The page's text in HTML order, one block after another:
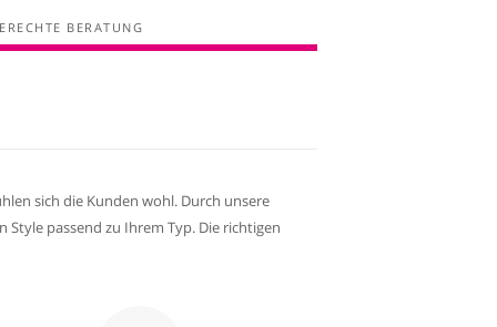
BERATUNG
sich die Kunden wohl. Durch unsere
passend zu Ihrem Typ. Die richtigen